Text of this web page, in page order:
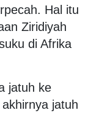
Hal itu
Ziridiyah
di Afrika
jatuh ke
jatuh